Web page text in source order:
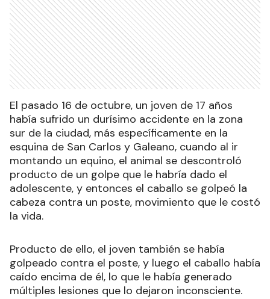
El pasado 16 de octubre, un joven de 17 años
había sufrido un durísimo accidente en la zona
sur de la ciudad, más específicamente en la
esquina de San Carlos y Galeano, cuando al ir
montando un equino, el animal se descontroló
producto de un golpe que le habría dado el
adolescente, y entonces el caballo se golpeó la
cabeza contra un poste, movimiento que le costó
la vida.
Producto de ello, el joven también se había
golpeado contra el poste, y luego el caballo había
caído encima de él, lo que le había generado
múltiples lesiones que lo dejaron inconsciente.